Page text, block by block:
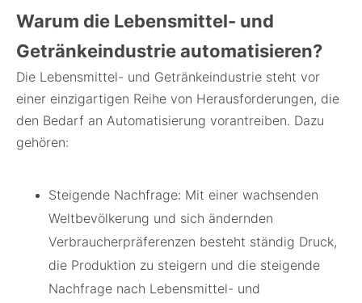
Warum die Lebensmittel- und
Getränkeindustrie automatisieren?
Die Lebensmittel- und Getränkeindustrie steht vor
einer einzigartigen Reihe von Herausforderungen, die
den Bedarf an Automatisierung vorantreiben. Dazu
gehören:
Steigende Nachfrage: Mit einer wachsenden
Weltbevölkerung und sich ändernden
Verbraucherpräferenzen besteht ständig Druck,
die Produktion zu steigern und die steigende
Nachfrage nach Lebensmittel- und